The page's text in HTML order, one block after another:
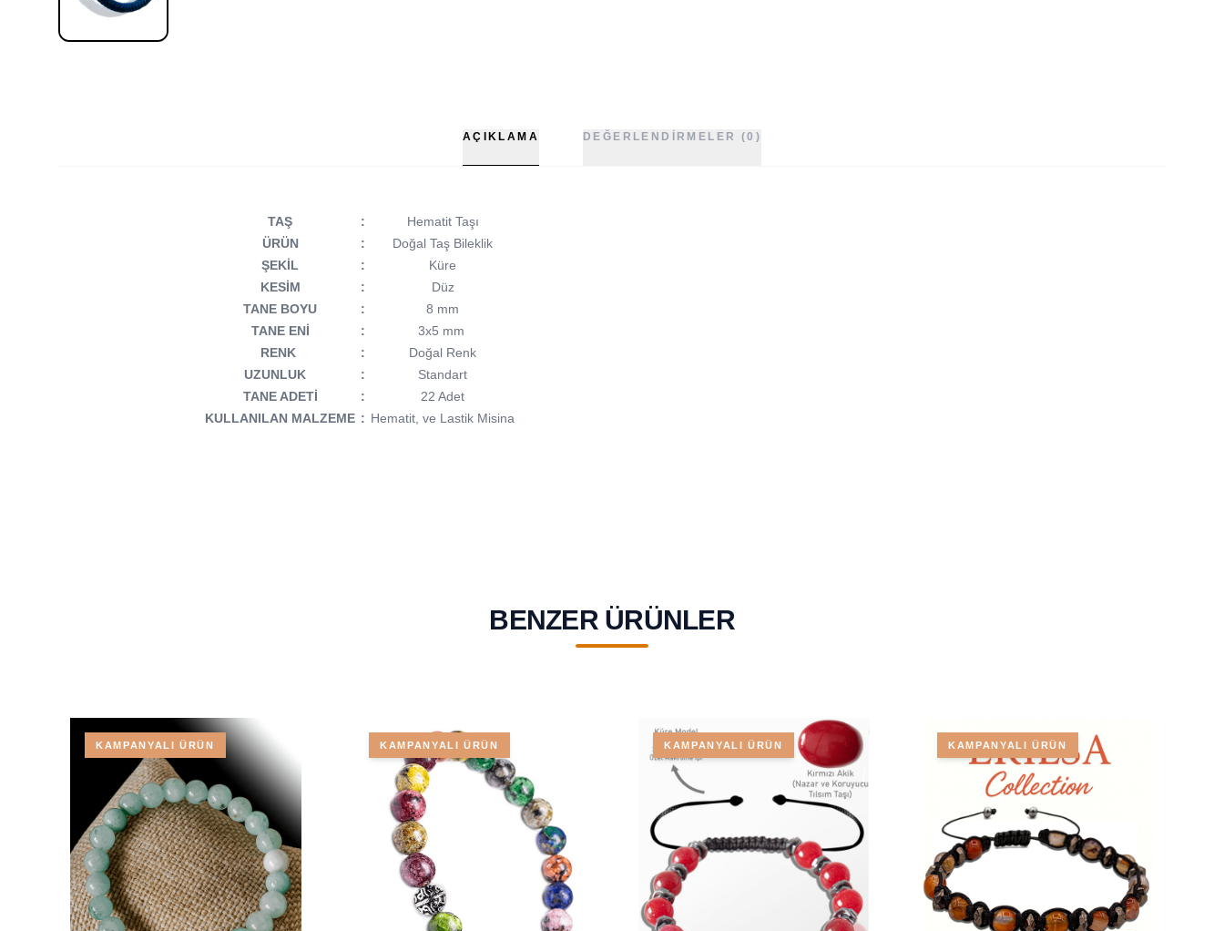
AÇIKLAMA DEĞERLENDIRMELER (0)
TAŞ :
Hematit Taşı
ÜRÜN
:
Doğal Taş Bileklik
ŞEKİL
:
Küre
KESİM
:
Düz
TANE BOYU
:
8 mm
TANE ENİ
:
3x5 mm
RENK
:
Doğal Renk
UZUNLUK
:
Standart
TANE ADETİ
:
22 Adet
KULLANILAN MALZEME : Hematit, ve Lastik Misina
BENZER ÜRÜNLER
KAMPANYALI ÜRÜN KAMPANYALI ÜRÜN KAMPANYALI ÜRÜN KAMPANYALI ÜRÜN